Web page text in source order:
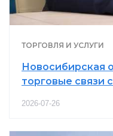
ТОРГОВЛЯ И УСЛУГИ
Новосибирская
торговые связи
2026-07-26